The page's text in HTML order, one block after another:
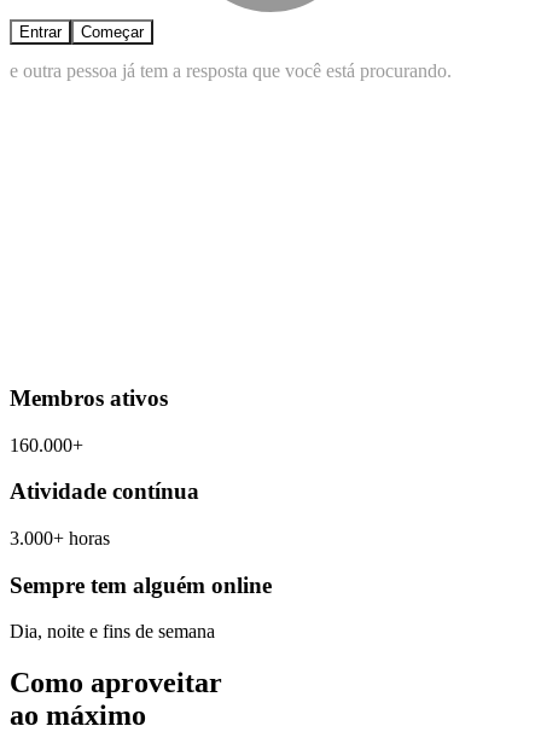
Entrar Começar
e outra pessoa já tem a resposta que você está procurando.
Membros ativos
160.000+
Atividade contínua
3.000+ horas
Sempre tem alguém online
Dia, noite e fins de semana
Como aproveitar
ao máximo